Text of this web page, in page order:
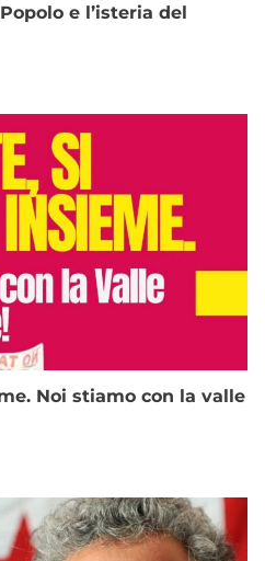
e l’isteria del
Noi stiamo con la valle